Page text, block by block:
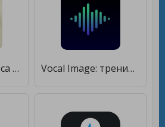
Изменение голоса на женский [Полная версия] Vocal Image: тренировки голоса [Полная версия]